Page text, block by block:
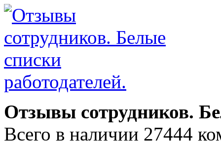
Отзывы сотрудников.
Всего в наличии 27444